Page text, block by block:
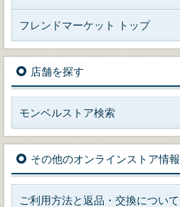
フレンドマーケット トップ
店舗を探す
モンベルストア検索
その他のオンラインストア情報
ご利用方法と返品・交換について